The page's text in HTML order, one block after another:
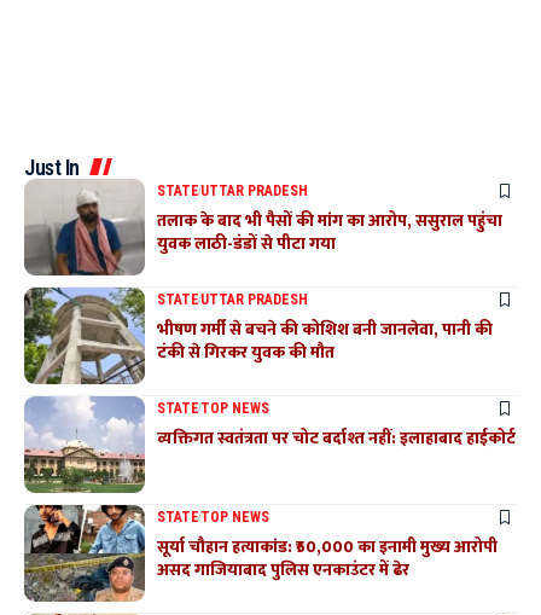
Just In
STATEUTTAR PRADESH
तलाक के बाद भी पैसों की मांग का आरोप, ससुराल पहुंचा
युवक लाठी-डंडों से पीटा गया
STATEUTTAR PRADESH
भीषण गर्मी से बचने की कोशिश बनी जानलेवा, पानी की
टंकी से गिरकर युवक की मौत
STATETOP NEWS
व्यक्तिगत स्वतंत्रता पर चोट बर्दाश्त नहीं: इलाहाबाद हाईकोर्ट
STATETOP NEWS
सूर्या चौहान हत्याकांड: ₹50,000 का इनामी मुख्य आरोपी
असद गाजियाबाद पुलिस एनकाउंटर में ढेर